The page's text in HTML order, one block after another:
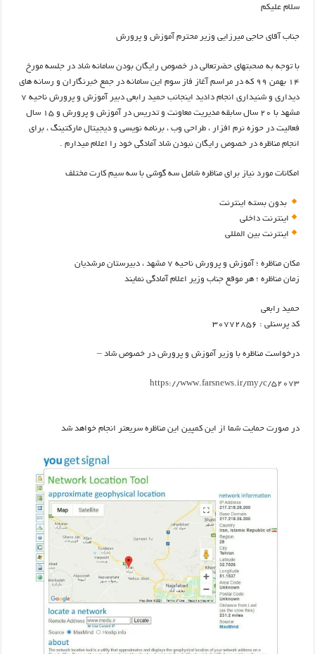
سلام علیکم
جناب آقای حاجی میرزایی وزیر محترم آموزش و پرورش
با توجه به صحبتهای حضرتعالی در خصوص رایگان بودن سامانه شاد در جلسه مورخ
۱۴ بهمن ۹۹ که در مراسم آغاز فاز سوم این سامانه در جمع خبرنگاران و رسانه های
دیداری و شنیداری انجام دادید اینجانب حمید رابعی دبیر آموزش و پرورش ناحیه ۷
مشهد با ۲۰ سال سابقه مدیریت معاونت و تدریس در آموزش و پرورش و ۱۵ سال
فعالیت در حوزه نرم افزار ، طراحی وب ، برنامه نویسی و دیجیتال مارکتینگ ، برای
انجام مناظره در خصوص رایگان نبودن شاد آمادگی خود را اعلام میدارم .
امکانات مورد نیاز برای مناظره شامل سه گوشی با سه سیم کارت مختلف
بدون بسته اینترنت
اینترنت داخلی
اینترنت بین المللی
مکان مناظره ؛ آموزش و پرورش ناحیه ۷ مشهد ، دبیرستان مرشدیان
زمان مناظره ؛ هر موقع جناب وزیر اعلام آمادگی نمایند
حمید رابعی
کد پرسنلی : ۳۰۷۷۲۸۵۶
درخواست مناظره با وزیر آموزش و پرورش در خصوص شاد –
https://www.farsnews.ir/my/c/52073
در صورت حمایت شما از این کمپین این مناظره سریعتر انجام خواهد شد